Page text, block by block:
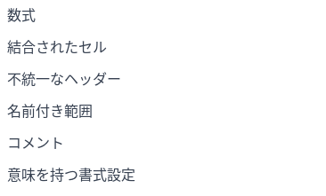
数式
結合されたセル
不統一なヘッダー
名前付き範囲
コメント
意味を持つ書式設定